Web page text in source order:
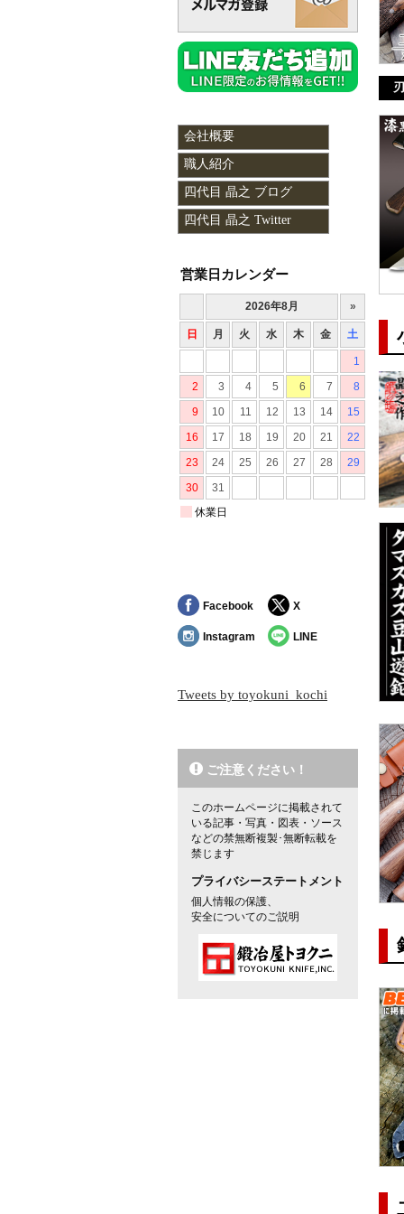
会社概要
職人紹介
四代目 晶之 ブログ
四代目 晶之 Twitter
営業日カレンダー
Facebook X
Instagram LINE
Tweets by toyokuni_kochi
ご注意ください！
このホームページに掲載されて
いる記事・写真・図表・ソース
などの禁無断複製･無断転載を
禁じます
プライバシーステートメント
個人情報の保護、
安全についてのご説明